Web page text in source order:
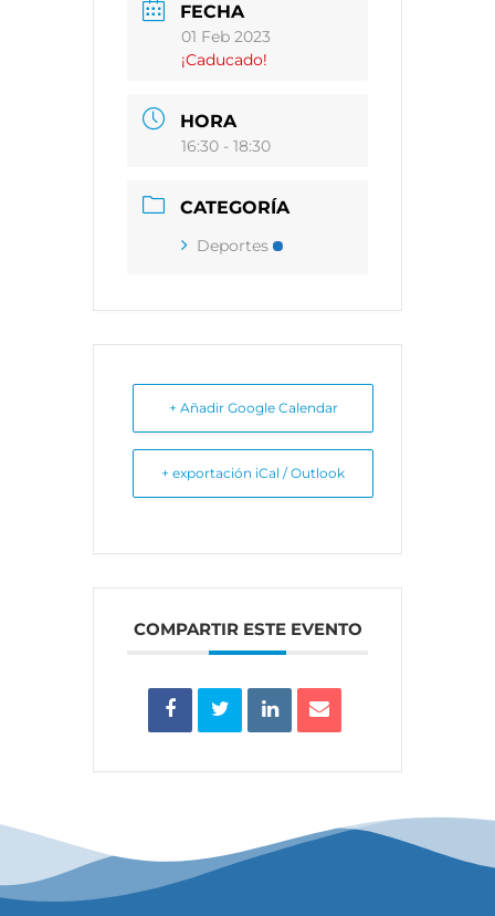
FECHA
01 Feb 2023
¡Caducado!
HORA
16:30 - 18:30
CATEGORÍA
Deportes
+ Añadir Google Calendar
+ exportación iCal / Outlook
COMPARTIR ESTE EVENTO